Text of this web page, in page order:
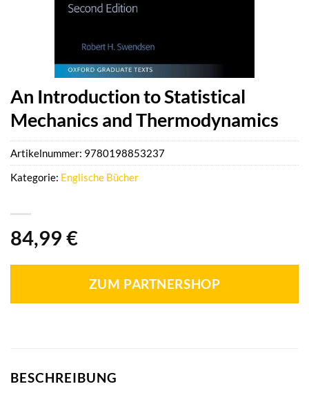
An Introduction to Statistical
Mechanics and Thermodynamics
84,99 €
ZUM PARTNERSHOP
Artikelnummer: 9780198853237
Kategorie: Englische Bücher
BESCHREIBUNG